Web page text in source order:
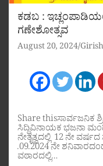
ಕಡಬ :
ಗಣೇಶೋತ್ಸವ
August 20, 2024
Share thisಸಾರ್ವಜನಿಕ
ಸಿದ್ಧಿವಿನಾಯಕ ಭಜನಾ
ನೇತೃತ್ವದಲ್ಲಿ 12 ನೇ
.09.2024 ನೇ
ವಠಾರದಲ್ಲಿ…